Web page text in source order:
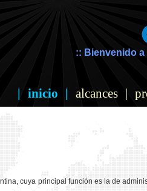
:: Bienvenido
| inicio | alcances|
cuya principal función es la de